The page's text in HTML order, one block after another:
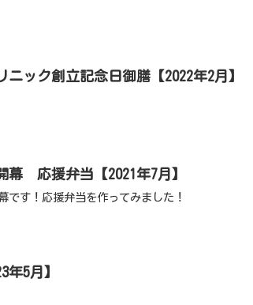
ニック創立記念日御膳【2022年2月】
幕 応援弁当【2021年7月】
です！応援弁当を作ってみました！
年5月】